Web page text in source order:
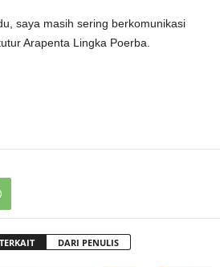
saya masih sering berkomunikasi
Arapenta Lingka Poerba.
DARI PENULIS